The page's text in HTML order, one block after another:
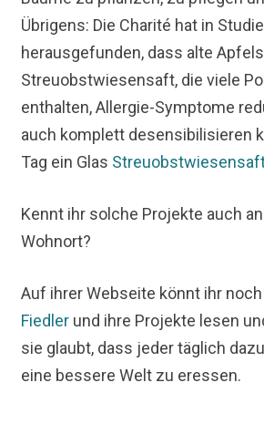
Übrigens: Die Charité hat in
herausgefunden, dass alte
Streuobstwiesensaft, die viele
enthalten, Allergie-Symptome
auch komplett desensibilisieren
Tag ein Glas
Kennt ihr solche Projekte auch
Wohnort?
Auf ihrer Webseite könnt ihr
Fiedlerund ihre Projekte lesen
sie glaubt, dass jeder täglich
eine bessere Welt zu eressen.